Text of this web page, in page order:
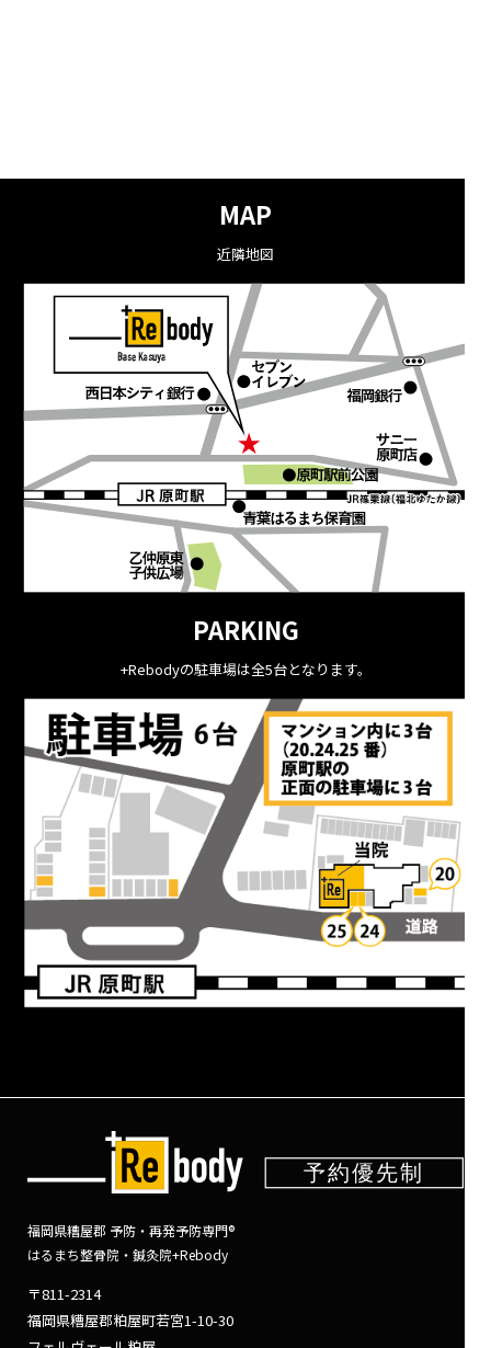
MAP
近隣地図
PARKING
+Rebodyの駐車場は全5台となります。
福岡県糟屋郡 予防・再発予防専門®
はるまち整骨院・鍼灸院+Rebody
〒811-2314
福岡県糟屋郡粕屋町若宮1-10-30